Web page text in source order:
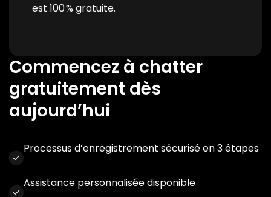
est 100 % gratuite.
Commencez à chatter
gratuitement dès
aujourd’hui
Processus d’enregistrement sécurisé en 3 étapes
Assistance personnalisée disponible